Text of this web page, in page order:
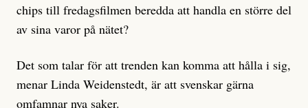
chips till fredagsfilmen beredda att handla en större del
av sina varor på nätet?
Det som talar för att trenden kan komma att hålla i sig,
menar Linda Weidenstedt, är att svenskar gärna
omfamnar nya saker.